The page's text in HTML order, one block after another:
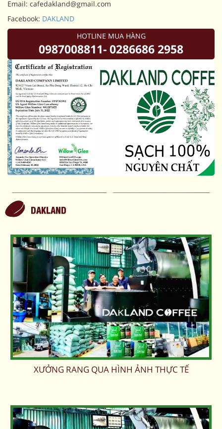
Email: cafedakland@gmail.com
Facebook: DAKLAND
HOTLINE MUA HÀNG
0987008811- 0286686 2958
DAKLAND
XƯỞNG RANG QUA HÌNH ẢNH THỰC TẾ